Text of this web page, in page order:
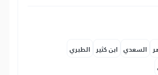
السعدي ابن كثير الطبري